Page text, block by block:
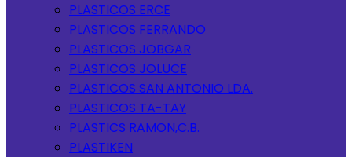
PLASTICOS ERCE
PLASTICOS FERRANDO
PLASTICOS JOBGAR
PLASTICOS JOLUCE
PLASTICOS SAN ANTONIO LDA.
PLASTICOS TA-TAY
PLASTICS RAMON,C.B.
PLASTIKEN